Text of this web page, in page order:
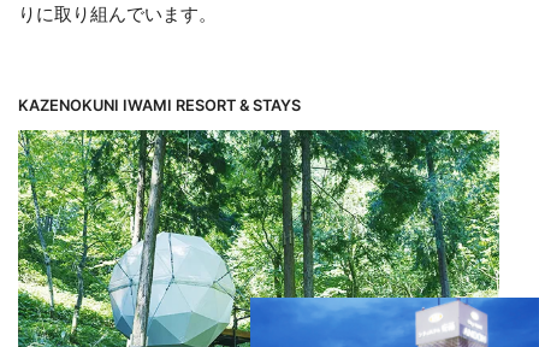
りに取り組んでいます。
KAZENOKUNI IWAMI RESORT & STAYS